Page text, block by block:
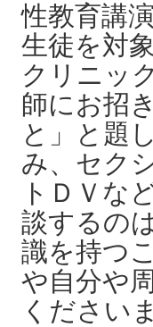
性教育講
生徒を対
クリニ
師にお招
と」と題
み、セク
トＤＶな
談するの
識を持つ
や自分や
ください